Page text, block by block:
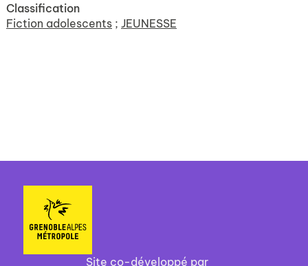
Classification
Fiction adolescents ; JEUNESSE
Site co-développé par